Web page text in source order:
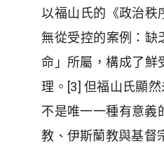
以福山氏的《政治秩
無從受控的案例：缺
命」所屬，構成了鮮
理。[3] 但福山氏顯
不是唯一一種有意義
教、伊斯蘭教與基督